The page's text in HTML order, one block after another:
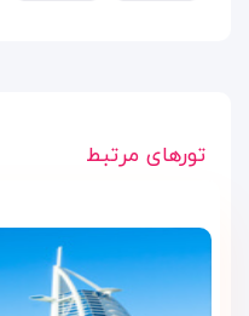
تورهای مرتبط